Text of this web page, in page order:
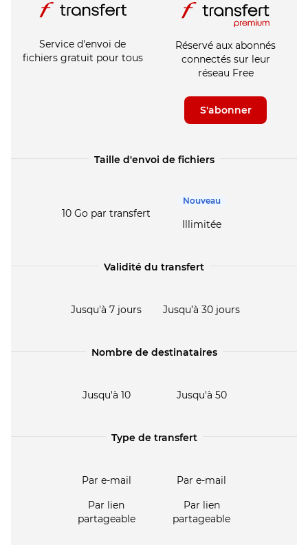
Service d'envoi de
fichiers gratuit pour tous
Réservé aux abonnés
connectés sur leur
réseau Free
S'abonner
Taille d'envoi de fichiers
10 Go par transfert
Nouveau
Illimitée
Validité du transfert
Jusqu'à 7 jours Jusqu’à 30 jours
Nombre de destinataires
Jusqu'à 10 Jusqu'à 50
Type de transfert
Par e-mail
Par lien
partageable
Par e-mail
Par lien
partageable